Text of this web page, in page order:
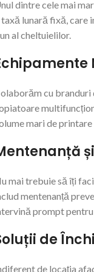
dintre cele mai
lunară fixă, care
al cheltuielilor.
cu branduri
mari de
mai trebuie să îți
mentenanță
prompt pentru
de
de locația